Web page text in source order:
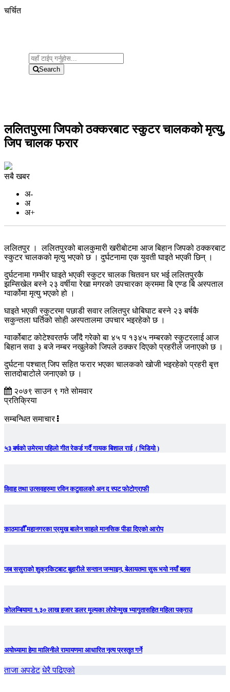
चर्चित
Search
ललितपुरमा जिपको ठक्करबाट स्कुटर चालकको मृत्यु,
जिप चालक फरार
सबै खबर
अ-
अ
अ+
ललितपुर । ललितपुरको बालकुमारी खरीबोटमा आज बिहान जिपको ठक्करबाट
स्कुटर चालकको मृत्यु भएको छ । दुर्घटनामा एक युवती घाइते भएकी छिन् ।
दुर्घटनामा गम्भीर घाइते भएकी स्कुटर चालक चितवन घर भई ललितपुरकै
झम्सिखेल बस्ने २३ वर्षीया रेखा मगरको उपचारका क्रममा बि एण्ड बि अस्पताल
ग्वार्कोमा मृत्यु भएको हो ।
घाइते भएकी स्कुटरमा पछाडी सवार ललितपुर धोबिघाट बस्ने २३ बर्षकै
सकुन्तला घर्तिको सोही अस्पतालमा उपचार भइरहेको छ ।
ग्वार्कोबाट कोटेश्वरतर्फ जाँदै गरेको बा ४५ प १३४५ नम्बरको स्कुटरलाई आज
बिहान सवा ३ बजे नम्बर नखुलेको जिपले ठक्कर दिएको प्रहरीले जनाएको छ ।
दुर्घटना पश्चात् जिप सहित फरार भएका चालकको खोजी भइरहेको प्रहरी बृत्त
सातदोबाटोले जनाएको छ ।
२०७९ साउन ९ गते सोमवार
प्रतिक्रिया
सम्बन्धित समाचार
५३ बर्षको उमेरमा पहिलो गीत रेकर्ड गर्दै गायक बिशाल राई ( भिडियो )
विवाह तथा उत्सवहरुमा रविन कटुवालको अन द स्पट फोटोग्राफी
काठमाडौँ महानगरका प्रमुख बालेन साहले मानसिक पीडा दिएको आरोप
जब ससुराको शुक्रकिटबाट बुहारीले सन्तान जन्माइन, बेलायतमा सुरू भयो नयाँ बहस
कोलम्बियामा १.३० लाख हजार डलर मूल्यका लोपोन्मुख भ्यागुतासहित महिला पक्राउ
अयोध्यामा हेमा मालिनीले रामायणमा आधारित नृत्य प्रस्तुत गर्ने
ताजा अपडेट धेरै पढिएको